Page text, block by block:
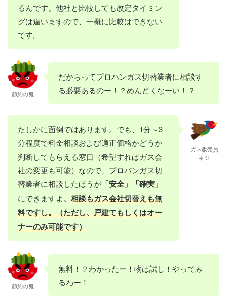
るんです。他社と比較しても改定タイミン
グは違いますので、一概に比較はできない
です。
節約の鬼
だからってプロパンガス切替業者に相談す
る必要あるのー！？めんどくなーい！？
たしかに面倒ではあります。でも、1分～3
分程度で料金相談および適正価格かどうか
判断してもらえる窓口（希望すればガス会
社の変更も可能）なので、プロパンガス切
替業者に相談したほうが 「安全」「確実」
にできますよ。 相談もガス会社切替えも無
料ですし。（ただし、戸建てもしくはオー
ナーのみ可能です）
ガス販売員
キジ
節約の鬼
無料！？わかったー！物は試し！やってみ
るわー！